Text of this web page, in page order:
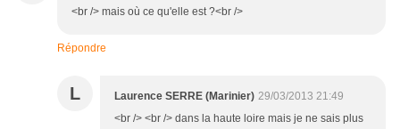
<br /> mais où ce qu'elle est ?<br />
Répondre
L Laurence SERRE (Marinier) 29/03/2013 21:49
<br /> <br /> dans la haute loire mais je ne sais plus